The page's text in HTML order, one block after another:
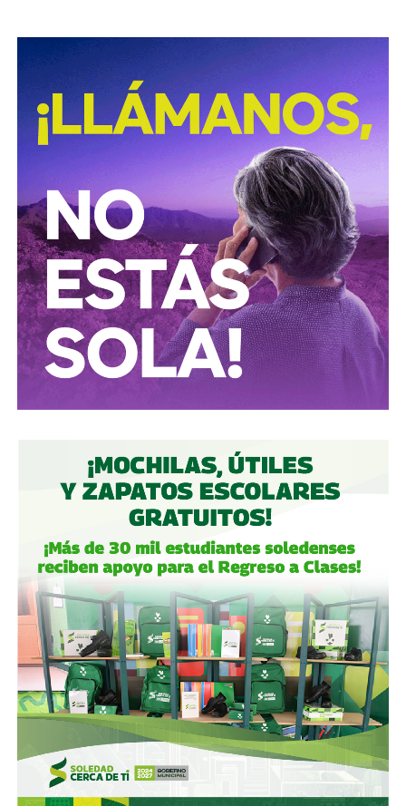
También lee:
Agencias de viaje de SLP ya reciben
reservas para la Fenapo